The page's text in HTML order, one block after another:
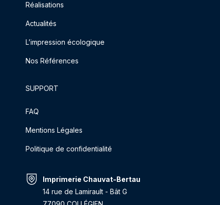
Réalisations
Actualités
L’impression écologique
Nos Références
SUPPORT
FAQ
Mentions Légales
Politique de confidentialité
Imprimerie Chauvat-Bertau
14 rue de Lamirault - Bât G